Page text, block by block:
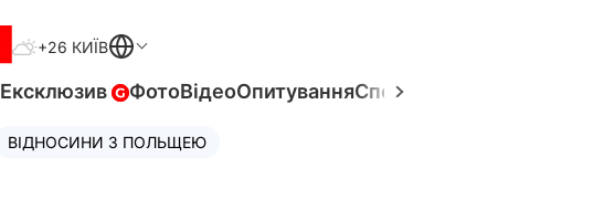
+26 КИЇВ
Ексклюзив ФотоВідеоОпитуванняСпецпроєкти
ВІДНОСИНИ З ПОЛЬЩЕЮ